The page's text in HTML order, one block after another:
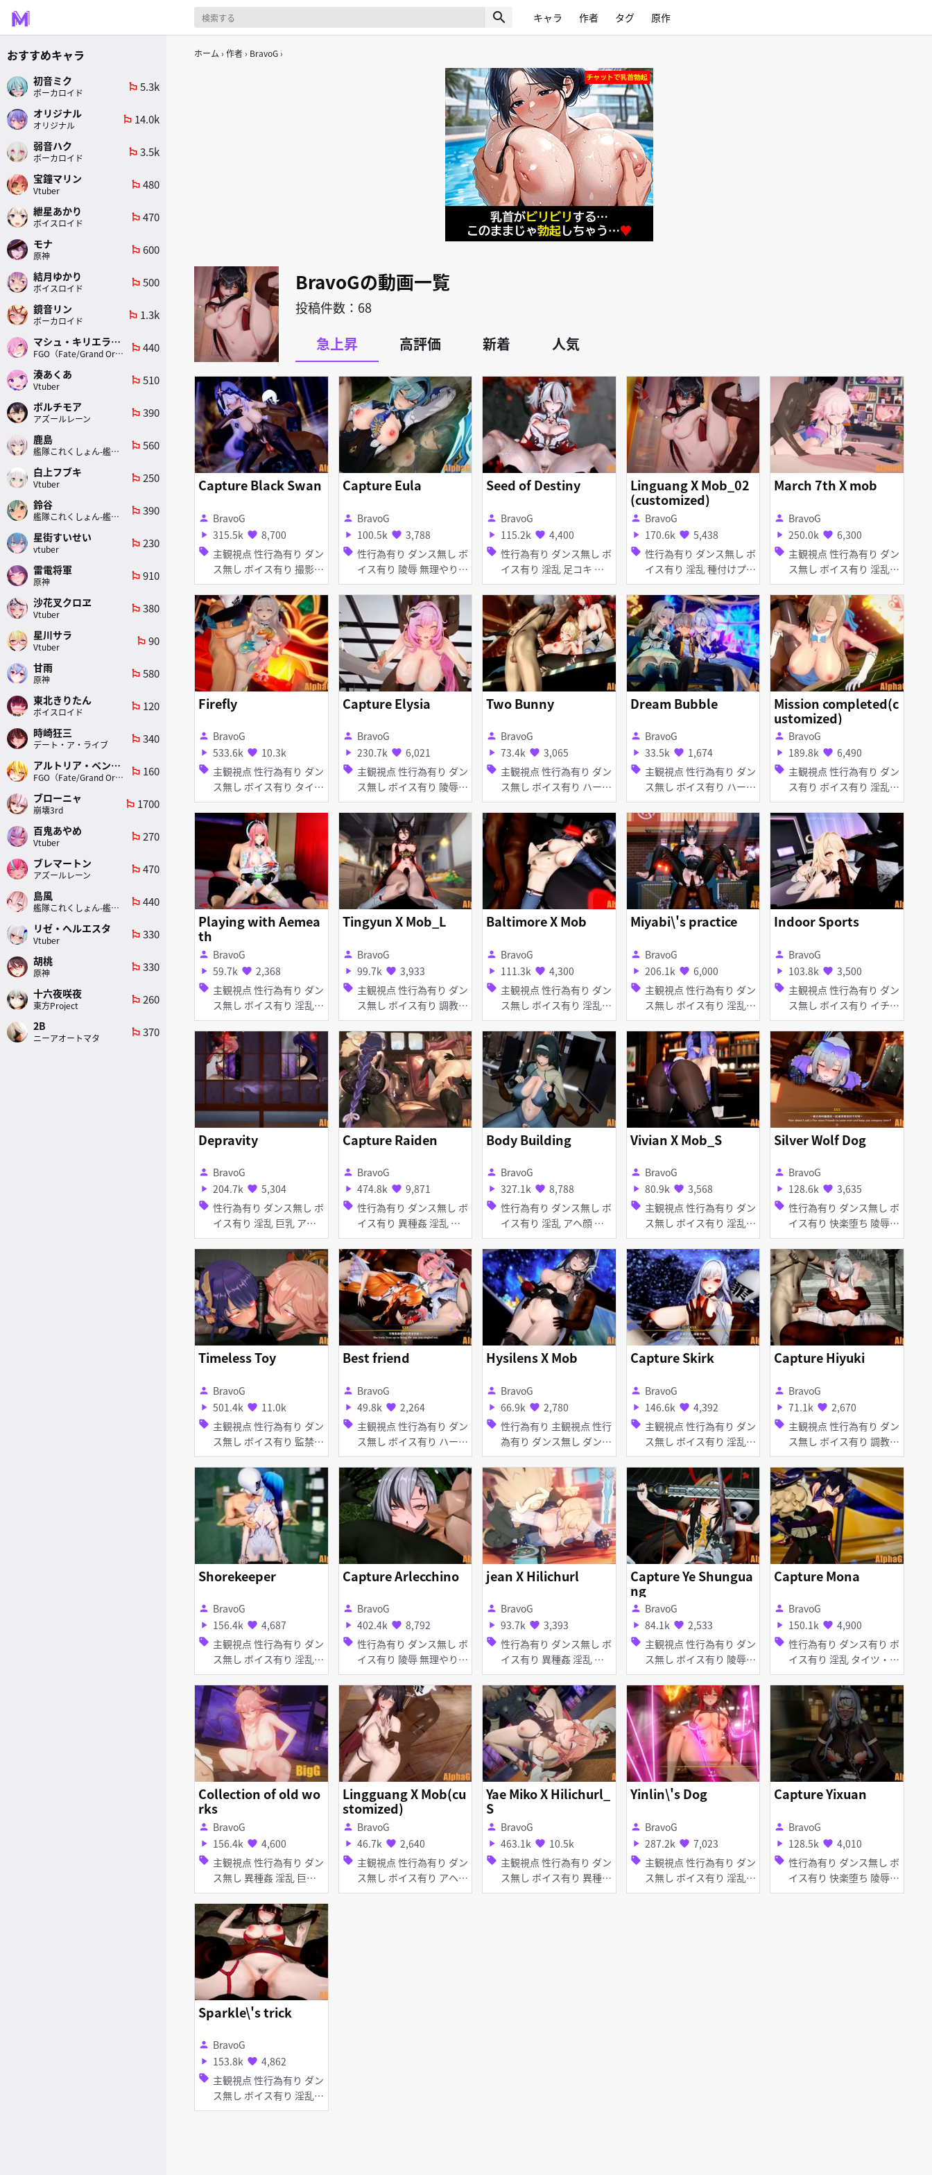
search キャラ 作者 タグ 原作
ホーム 作者 BravoG
BravoGの動画一覧
投稿件数：68
急上昇 高評価 新着 人気
Capture Black Swan
person BravoG
play_arrow 315.5k favorite 8,700
sell 主観視点 性行為有り ダン
ス無し ボイス有り 撮影・
ハメ撮り 淫乱 巨乳 タイ
ツ・ストッキング アヘ顔
お漏らし・潮吹き 種付け
プレス フェラ
Capture Eula
person BravoG
play_arrow 100.5k favorite 3,788
sell 性行為有り ダンス無し ボ
イス有り 陵辱 無理やり
異種姦 イラマチオ 口内射
精 フェラ
Seed of Destiny
person BravoG
play_arrow 115.2k favorite 4,400
sell 性行為有り ダンス無し ボ
イス有り 淫乱 足コキ ア
ヘ顔 女性上位
Linguang X Mob_02
(customized)
person BravoG
play_arrow 170.6k favorite 5,438
sell 性行為有り ダンス無し ボ
イス有り 淫乱 種付けプレ
ス
March 7th X mob
person BravoG
play_arrow 250.0k favorite 6,300
sell 主観視点 性行為有り ダン
ス無し ボイス有り 淫乱
足コキ アヘ顔 素股 種付
けプレス
Firefly
person BravoG
play_arrow 533.6k favorite 10.3k
sell 主観視点 性行為有り ダン
ス無し ボイス有り タイ
ツ・ストッキング バニー
ガール フェラ
Capture Elysia
person BravoG
play_arrow 230.7k favorite 6,021
sell 主観視点 性行為有り ダン
ス無し ボイス有り 陵辱
無理やり 巨乳 ディルド
バイブ・ローター アヘ顔
Two Bunny
person BravoG
play_arrow 73.4k favorite 3,065
sell 主観視点 性行為有り ダン
ス無し ボイス有り ハーレ
ム 淫乱 バニーガール ア
ヘ顔 お漏らし・潮吹き デ
ィープスロート 手コキ フ
ェラ
Dream Bubble
person BravoG
play_arrow 33.5k favorite 1,674
sell 主観視点 性行為有り ダン
ス無し ボイス有り ハーレ
ム 淫乱 手コキ
Mission completed(c
ustomized)
person BravoG
play_arrow 189.8k favorite 6,490
sell 主観視点 性行為有り ダン
ス有り ボイス有り 淫乱
巨乳 タイツ・ストッキン
グ バニーガール アヘ顔
お漏らし・潮吹き イラマ
チオ 口内射精 フェラ
Playing with Aemea
th
person BravoG
play_arrow 59.7k favorite 2,368
sell 主観視点 性行為有り ダン
ス無し ボイス有り 淫乱
足コキ 女性上位
Tingyun X Mob_L
person BravoG
play_arrow 99.7k favorite 3,933
sell 主観視点 性行為有り ダン
ス無し ボイス有り 調教・
開発 獣耳 アヘ顔 拘束
Baltimore X Mob
person BravoG
play_arrow 111.3k favorite 4,300
sell 主観視点 性行為有り ダン
ス無し ボイス有り 淫乱
コスプレ 制服 タイツ・ス
トッキング アヘ顔
Miyabi\'s practice
person BravoG
play_arrow 206.1k favorite 6,000
sell 主観視点 性行為有り ダン
ス無し ボイス有り 淫乱
獣耳 メガネ 足コキ アヘ
顔 イラマチオ お漏らし・
潮吹き 手コキ フェラ 乱
交
Indoor Sports
person BravoG
play_arrow 103.8k favorite 3,500
sell 主観視点 性行為有り ダン
ス無し ボイス有り イチャ
ラブ・あまあま 淫乱 巨乳
アヘ顔 素股 ディープスロ
ート フェラ
Depravity
person BravoG
play_arrow 204.7k favorite 5,304
sell 性行為有り ダンス無し ボ
イス有り 淫乱 巨乳 アナ
ル責め アヘ顔 イラマチオ
お漏らし・潮吹き 口内射
精 フェラ 乱交
Capture Raiden
person BravoG
play_arrow 474.8k favorite 9,871
sell 性行為有り ダンス無し ボ
イス有り 異種姦 淫乱 巨
乳 アヘ顔 イラマチオ お
漏らし・潮吹き 種付けプ
レス 手コキ フェラ 乱交
Body Building
person BravoG
play_arrow 327.1k favorite 8,788
sell 性行為有り ダンス無し ボ
イス有り 淫乱 アヘ顔 お
漏らし・潮吹き
Vivian X Mob_S
person BravoG
play_arrow 80.9k favorite 3,568
sell 主観視点 性行為有り ダン
ス無し ボイス有り 淫乱
タイツ・ストッキング バ
ニーガール 女性上位
Silver Wolf Dog
person BravoG
play_arrow 128.6k favorite 3,635
sell 性行為有り ダンス無し ボ
イス有り 快楽堕ち 陵辱
淫乱 アナル責め イラマチ
オ 口内射精 羞恥 手コキ
フェラ 輪姦
Timeless Toy
person BravoG
play_arrow 501.4k favorite 11.0k
sell 主観視点 性行為有り ダン
ス無し ボイス有り 監禁
催眠・洗脳 調教・開発 誘
拐 陵辱 無理やり 異種姦
淫乱 巨乳 首輪・鎖・拘束
具 ディルド ピアス・装飾
品 アナル責め アヘ顔 お
漏らし・潮吹き 拘束 口内
プスロート フェラ
Best friend
person BravoG
play_arrow 49.8k favorite 2,264
sell 主観視点 性行為有り ダン
ス無し ボイス有り ハーレ
ム 淫乱 タイツ・ストッキ
ング バニーガール アヘ顔
口内射精 ディープスロー
ト フェラ 乱交
Hysilens X Mob
person BravoG
play_arrow 66.9k favorite 2,780
sell 性行為有り 主観視点 性行
為有り ダンス無し ダンス
無し ボイス有り ボイス有
り 淫乱 淫乱 巨乳 巨乳 ア
ヘ顔 アヘ顔 パイズリ パ
イズリ フェラ フェラ
Capture Skirk
person BravoG
play_arrow 146.6k favorite 4,392
sell 主観視点 性行為有り ダン
ス無し ボイス有り 淫乱
アヘ顔 お漏らし・潮吹き
Capture Hiyuki
person BravoG
play_arrow 71.1k favorite 2,670
sell 主観視点 性行為有り ダン
ス無し ボイス有り 調教・
開発 陵辱 無理やり 首
輪・鎖・拘束具 拘束
Shorekeeper
person BravoG
play_arrow 156.4k favorite 4,687
sell 主観視点 性行為有り ダン
ス無し ボイス有り 淫乱
種付けプレス ディープス
ロート フェラ
Capture Arlecchino
person BravoG
play_arrow 402.4k favorite 8,792
sell 性行為有り ダンス無し ボ
イス有り 陵辱 無理やり
異種姦 タイツ・ストッキ
ング アヘ顔 種付けプレス
手コキ 輪姦
jean X Hilichurl
person BravoG
play_arrow 93.7k favorite 3,393
sell 性行為有り ダンス無し ボ
イス有り 異種姦 淫乱 巨
乳 お漏らし・潮吹き
Capture Ye Shungua
ng
person BravoG
play_arrow 84.1k favorite 2,533
sell 主観視点 性行為有り ダン
ス無し ボイス有り 陵辱
無理やり 獣耳 しっぽ タ
イツ・ストッキング アヘ
顔 お漏らし・潮吹き 拘束
羞恥 輪姦
Capture Mona
person BravoG
play_arrow 150.1k favorite 4,900
sell 性行為有り ダンス有り ボ
イス有り 淫乱 タイツ・ス
トッキング アヘ顔 種付け
プレス
Collection of old wo
rks
person BravoG
play_arrow 156.4k favorite 4,600
sell 主観視点 性行為有り ダン
ス無し 異種姦 淫乱 巨乳
足コキ 手コキ 女性上位
Lingguang X Mob(cu
stomized)
person BravoG
play_arrow 46.7k favorite 2,640
sell 主観視点 性行為有り ダン
ス無し ボイス有り アヘ顔
お漏らし・潮吹き
Yae Miko X Hilichurl_
S
person BravoG
play_arrow 463.1k favorite 10.5k
sell 主観視点 性行為有り ダン
ス無し ボイス有り 異種姦
淫乱 巨乳 足コキ 種付け
Yinlin\'s Dog
person BravoG
play_arrow 287.2k favorite 7,023
sell 主観視点 性行為有り ダン
ス無し ボイス有り 淫乱
足コキ 種付けプレス ディ
Capture Yixuan
person BravoG
play_arrow 128.5k favorite 4,010
sell 性行為有り ダンス無し ボ
イス有り 快楽堕ち 陵辱
無理やり 淫乱 巨乳 首
Sparkle\'s trick
person BravoG
play_arrow 153.8k favorite 4,862
sell 主観視点 性行為有り ダン
ス無し ボイス有り 淫乱
ぷに 顔射 口内射精 素股
おすすめキャラ
初音ミク
ボーカロイド
emoji_flags 5.3k
オリジナル
オリジナル
emoji_flags 14.0k
弱音ハク
ボーカロイド
emoji_flags 3.5k
宝鐘マリン
Vtuber
emoji_flags 480
紲星あかり
ボイスロイド
emoji_flags 470
モナ
原神
emoji_flags 600
結月ゆかり
ボイスロイド
emoji_flags 500
鏡音リン
ボーカロイド
emoji_flags 1.3k
マシュ・キリエライト
FGO（Fate/Grand Order）
emoji_flags 440
湊あくあ
Vtuber
emoji_flags 510
ボルチモア
アズールレーン
emoji_flags 390
鹿島
艦隊これくしょん-艦これ-
emoji_flags 560
白上フブキ
Vtuber
emoji_flags 250
鈴谷
艦隊これくしょん-艦これ-
emoji_flags 390
星街すいせい
vtuber
emoji_flags 230
雷電将軍
原神
emoji_flags 910
沙花叉クロヱ
Vtuber
emoji_flags 380
星川サラ
Vtuber
emoji_flags 90
甘雨
原神
emoji_flags 580
東北きりたん
ボイスロイド
emoji_flags 120
時崎狂三
デート・ア・ライブ
emoji_flags 340
アルトリア・ペンドラゴン(ランサー)
FGO（Fate/Grand Order）
emoji_flags 160
ブローニャ
崩壊3rd
emoji_flags 1700
百鬼あやめ
Vtuber
emoji_flags 270
ブレマートン
アズールレーン
emoji_flags 470
島風
艦隊これくしょん-艦これ-
emoji_flags 440
リゼ・ヘルエスタ
Vtuber
emoji_flags 330
胡桃
原神
emoji_flags 330
十六夜咲夜
東方Project
emoji_flags 260
2B
ニーアオートマタ
emoji_flags 370